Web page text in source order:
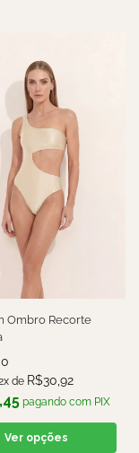
Ombro Recorte
de R$30,92
pagando com PIX
Ver opções